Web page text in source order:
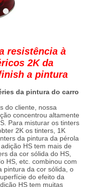
resistência à
2K da
a pintura
da pintura do carro
do cliente, nossa
concentrou altamente
Para misturar os tinters
2K os tinters, 1K
da pintura da pérola
HS tem mais de
da cor sólida do HS,
HS, etc. combinou com
pintura da cor sólida, o
do efeito da
HS tem muitas